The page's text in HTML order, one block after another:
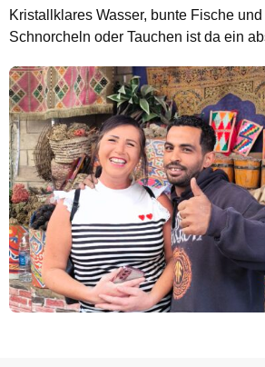
Kristallklares Wasser, bunte Fische
Schnorcheln oder Tauchen ist da ein